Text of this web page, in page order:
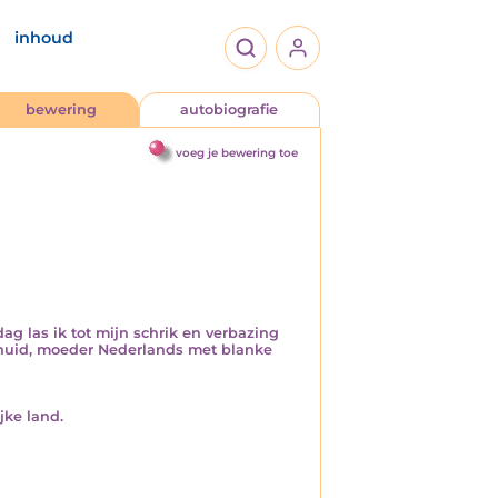
inhoud
bewering autobiografie
voeg je bewering toe
las ik tot mijn schrik en verbazing
moeder Nederlands met blanke
land.